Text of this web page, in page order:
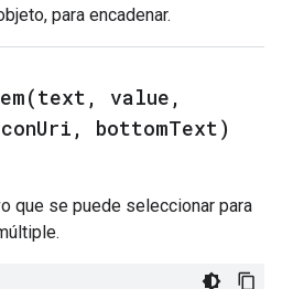
para encadenar.
text , value ,
Uri , bottomText)
que se puede seleccionar para